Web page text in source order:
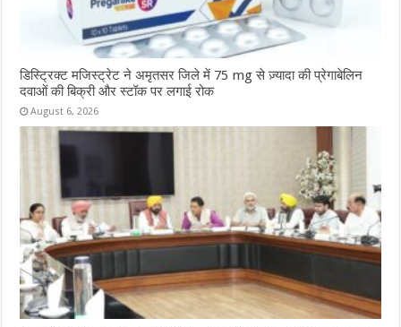
डिस्ट्रिक्ट मजिस्ट्रेट ने अमृतसर जिले में 75 mg से ज़्यादा की प्रेगाबेलिन
दवाओं की बिक्री और स्टॉक पर लगाई रोक
August 6, 2026